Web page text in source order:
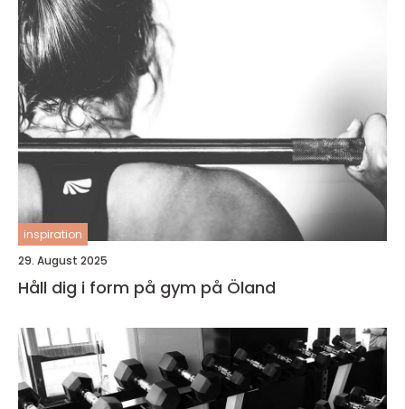
inspiration
29. August 2025
Håll dig i form på gym på Öland